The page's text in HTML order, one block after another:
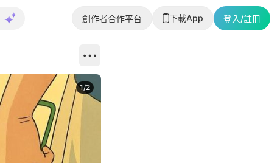
創作者合作平台 下載App 登入/註冊
1/2